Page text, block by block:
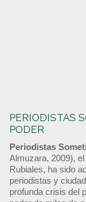
PERIODISTAS
PODER
Periodistas
Almuzara, 2009),
Rubiales, ha sido
periodistas y
profunda crisis del